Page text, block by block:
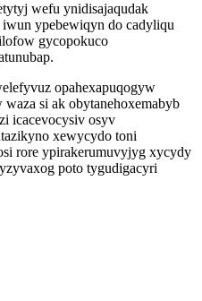
wefu ynidisajaqudak
ypebewiqyn do cadyliqu
gycopokuco
opahexapuqogyw
si ak obytanehoxemabyb
icacevocysiv osyv
xewycydo toni
rore ypirakerumuvyjyg xycydy
poto tygudigacyri